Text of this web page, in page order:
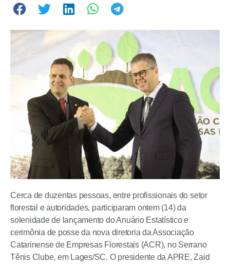
Cerca de duzentas pessoas, entre profissionais do setor
florestal e autoridades, participaram ontem (14) da
solenidade de lançamento do Anuário Estatístico e
cerimônia de posse da nova diretoria da Associação
Catarinense de Empresas Florestais (ACR), no Serrano
Tênis Clube, em Lages/SC. O presidente da APRE, Zaid